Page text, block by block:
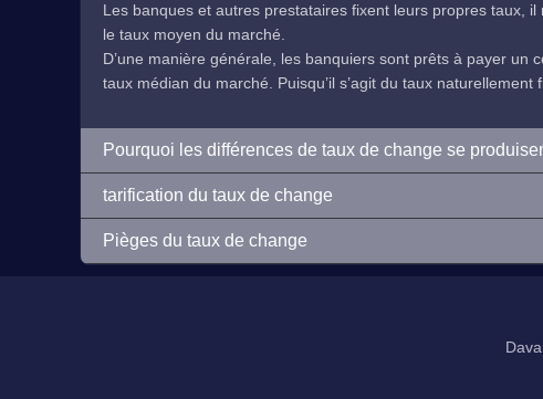
Les banques et autres prestataires fixent leurs propres taux, il
le taux moyen du marché.
D’une manière générale, les banquiers sont prêts à payer
taux médian du marché. Puisqu’il s’agit du taux
Pourquoi les différences de taux de change se
tarification du taux de change
Pièges du taux de change